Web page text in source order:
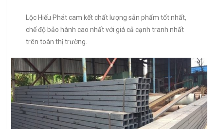
Lộc Hiếu Phát cam kết chất lượng sản phẩm tốt nhất,
chế độ bảo hành cao nhất với giá cả cạnh tranh nhất
trên toàn thị trường.